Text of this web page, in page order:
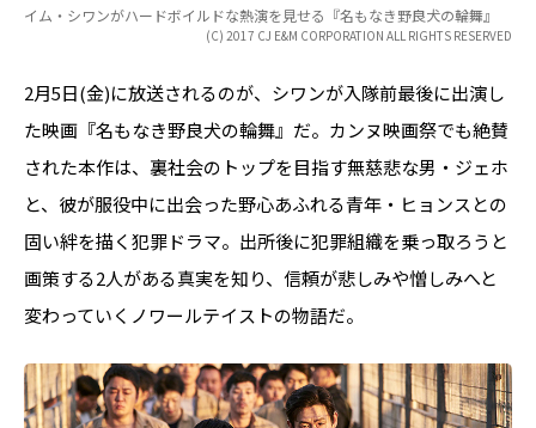
イム・シワンがハードボイルドな熱演を見せる『名もなき野良犬の輪舞』
(C) 2017 CJ E&M CORPORATION ALL RIGHTS RESERVED
2月5日(金)に放送されるのが、シワンが入隊前最後に出演し
た映画『名もなき野良犬の輪舞』だ。カンヌ映画祭でも絶賛
された本作は、裏社会のトップを目指す無慈悲な男・ジェホ
と、彼が服役中に出会った野心あふれる青年・ヒョンスとの
固い絆を描く犯罪ドラマ。出所後に犯罪組織を乗っ取ろうと
画策する2人がある真実を知り、信頼が悲しみや憎しみへと
変わっていくノワールテイストの物語だ。